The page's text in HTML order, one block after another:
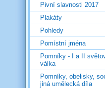
Pivní slavnosti 2017
Plakáty
Pohledy
Pomístní jména
Pomníky - I a II
válka
Pomníky, obelisky,
jiná umělecká díla